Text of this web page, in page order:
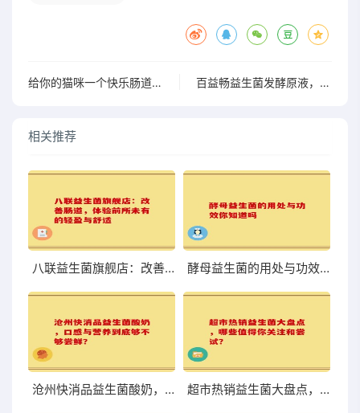
给你的猫咪一个快乐肠道：Petway益生菌让它幸福每一天 百益畅益生菌发酵原液，开启肠道养生的美味之旅立即了解如何改善你的日常生活
相关推荐
八联益生菌旗舰店：改善肠道，体验前所未有的轻盈与舒适 酵母益生菌的用处与功效你知道吗
沧州快消品益生菌酸奶，口感与营养到底够不够尝鲜？ 超市热销益生菌大盘点，哪些值得你关注和尝试？